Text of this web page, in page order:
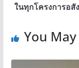
ในทุกโครงการอสั
You